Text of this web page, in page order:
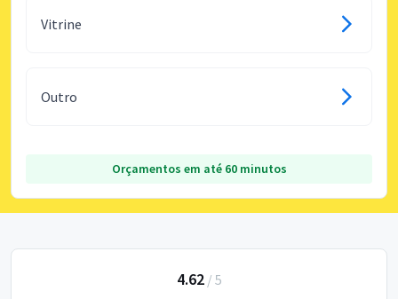
Vitrine
Outro
Orçamentos em até 60 minutos
4.62/ 5